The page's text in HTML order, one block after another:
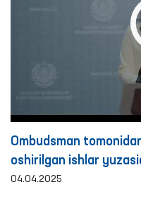
Ombudsman
oshirilgan ishlar
04.04.2025